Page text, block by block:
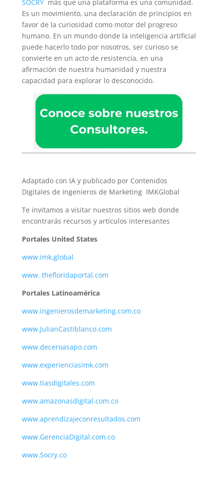
SOCRYmás que una plataforma es una comunidad.
Es un movimiento, una declaración de principios en
favor de la curiosidad como motor del progreso
humano. En un mundo donde la inteligencia artificial
puede hacerlo todo por nosotros, ser curioso se
convierte en un acto de resistencia, en una
afirmación de nuestra humanidad y nuestra
capacidad para explorar lo desconocido.
Adaptado con IA y publicado por Contenidos
Digitales de Ingenieros de Marketing IMKGlobal
Te invitamos a visitar nuestros sitios web donde
encontrarás recursos y artículos interesantes
Portales United States
www.imk.global
www. thefloridaportal.com
Portales Latinoamérica
www.ingenierosdemarketing.com.co
www.JulianCastiblanco.com
www.deceroasapo.com
www.experienciasimk.com
www.tiasdigitales.com
www.amazonasdigital.com.co
www.aprendizajeconresultados.com
www.GerenciaDigital.com.co
www.Socry.co